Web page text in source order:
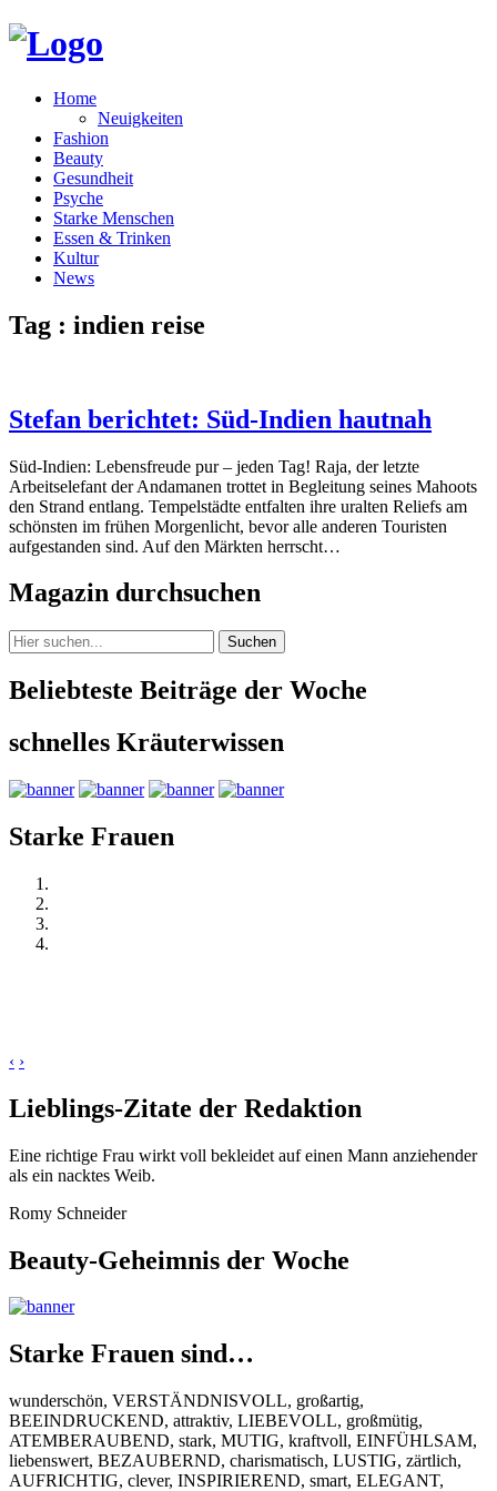
Home
Neuigkeiten
Fashion
Beauty
Gesundheit
Psyche
Starke Menschen
Essen & Trinken
Kultur
News
Tag : indien reise
Stefan berichtet: Süd-Indien hautnah
Süd-Indien: Lebensfreude pur – jeden Tag! Raja, der letzte
Arbeitselefant der Andamanen trottet in Begleitung seines Mahoots
den Strand entlang. Tempelstädte entfalten ihre uralten Reliefs am
schönsten im frühen Morgenlicht, bevor alle anderen Touristen
aufgestanden sind. Auf den Märkten herrscht…
Magazin durchsuchen
Suchen
Beliebteste Beiträge der Woche
schnelles Kräuterwissen
Starke Frauen
‹ ›
Lieblings-Zitate der Redaktion
Eine richtige Frau wirkt voll bekleidet auf einen Mann anziehender
als ein nacktes Weib.
Romy Schneider
Beauty-Geheimnis der Woche
Starke Frauen sind…
wunderschön, VERSTÄNDNISVOLL, großartig,
BEEINDRUCKEND, attraktiv, LIEBEVOLL, großmütig,
ATEMBERAUBEND, stark, MUTIG, kraftvoll, EINFÜHLSAM,
liebenswert, BEZAUBERND, charismatisch, LUSTIG, zärtlich,
AUFRICHTIG, clever, INSPIRIEREND, smart, ELEGANT,